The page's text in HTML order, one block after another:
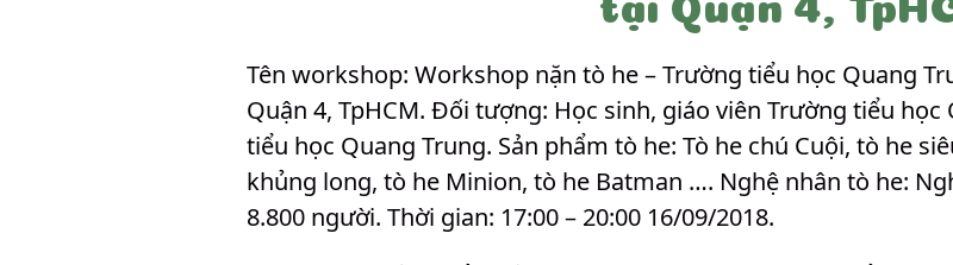
Tên workshop: Workshop nặn tò he – Trường tiểu học Quang
Quận 4, TpHCM. Đối tượng: Học sinh, giáo viên Trường tiểu
tiểu học Quang Trung. Sản phẩm tò he: Tò he chú Cuội, tò he
khủng long, tò he Minion, tò he Batman …. Nghệ nhân tò he:
8.800 người. Thời gian: 17:00 – 20:00 16/09/2018.